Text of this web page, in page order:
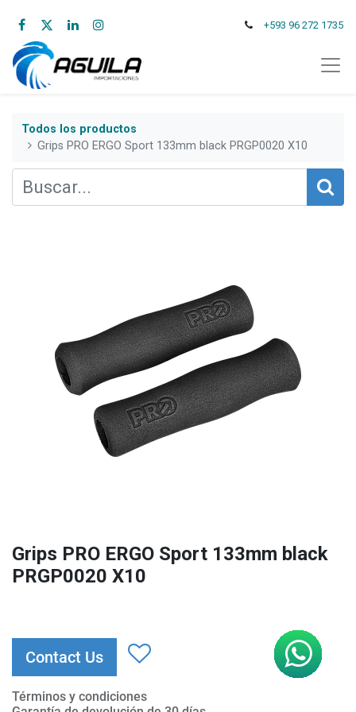
+593 96 272 1735
Todos los productos
Grips PRO ERGO Sport 133mm black PRGP0020 X10
Grips PRO ERGO Sport 133mm black
PRGP0020 X10
Contact Us
Términos y condiciones